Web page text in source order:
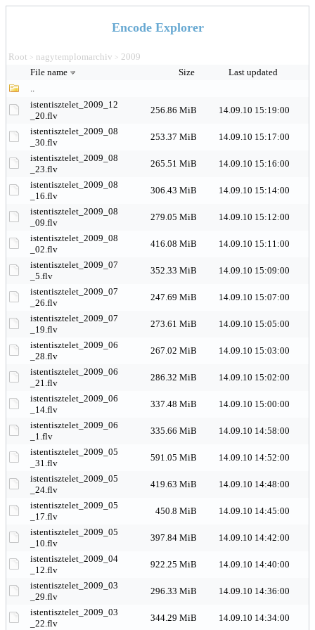
Encode Explorer
Root > nagytemplomarchiv > 2009
File name
Size
Last updated
..
istentisztelet_2009_12
_20.flv
256.86 MiB
14.09.10 15:19:00
istentisztelet_2009_08
_30.flv
253.37 MiB
14.09.10 15:17:00
istentisztelet_2009_08
_23.flv
265.51 MiB
14.09.10 15:16:00
istentisztelet_2009_08
_16.flv
306.43 MiB
14.09.10 15:14:00
istentisztelet_2009_08
_09.flv
279.05 MiB
14.09.10 15:12:00
istentisztelet_2009_08
_02.flv
416.08 MiB
14.09.10 15:11:00
istentisztelet_2009_07
_5.flv
352.33 MiB
14.09.10 15:09:00
istentisztelet_2009_07
_26.flv
247.69 MiB
14.09.10 15:07:00
istentisztelet_2009_07
_19.flv
273.61 MiB
14.09.10 15:05:00
istentisztelet_2009_06
_28.flv
267.02 MiB
14.09.10 15:03:00
istentisztelet_2009_06
_21.flv
286.32 MiB
14.09.10 15:02:00
istentisztelet_2009_06
_14.flv
337.48 MiB
14.09.10 15:00:00
istentisztelet_2009_06
_1.flv
335.66 MiB
14.09.10 14:58:00
istentisztelet_2009_05
_31.flv
591.05 MiB
14.09.10 14:52:00
istentisztelet_2009_05
_24.flv
419.63 MiB
14.09.10 14:48:00
istentisztelet_2009_05
_17.flv
450.8 MiB
14.09.10 14:45:00
istentisztelet_2009_05
_10.flv
397.84 MiB
14.09.10 14:42:00
istentisztelet_2009_04
_12.flv
922.25 MiB
14.09.10 14:40:00
istentisztelet_2009_03
_29.flv
296.33 MiB
14.09.10 14:36:00
istentisztelet_2009_03
_22.flv
344.29 MiB 14.09.10 14:34:00